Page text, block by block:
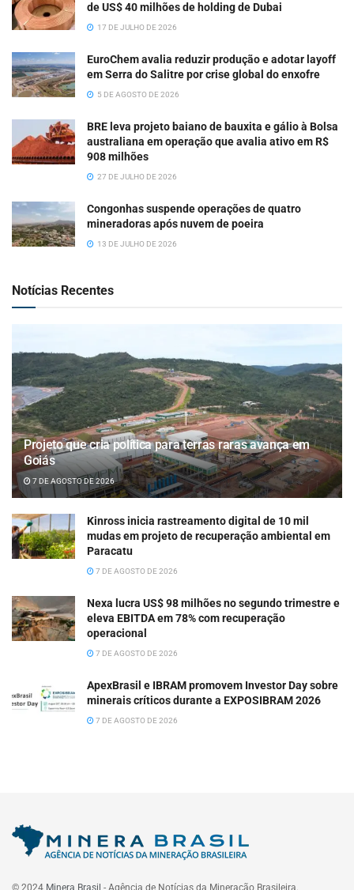
de US$ 40 milhões de holding de Dubai
17 DE JULHO DE 2026
EuroChem avalia reduzir produção e adotar layoff
em Serra do Salitre por crise global do enxofre
5 DE AGOSTO DE 2026
BRE leva projeto baiano de bauxita e gálio à Bolsa
australiana em operação que avalia ativo em R$
908 milhões
27 DE JULHO DE 2026
Congonhas suspende operações de quatro
mineradoras após nuvem de poeira
13 DE JULHO DE 2026
Notícias Recentes
Projeto que cria política para terras raras avança em
Goiás
7 DE AGOSTO DE 2026
Kinross inicia rastreamento digital de 10 mil
mudas em projeto de recuperação ambiental em
Paracatu
7 DE AGOSTO DE 2026
Nexa lucra US$ 98 milhões no segundo trimestre e
eleva EBITDA em 78% com recuperação
operacional
7 DE AGOSTO DE 2026
ApexBrasil e IBRAM promovem Investor Day sobre
minerais críticos durante a EXPOSIBRAM 2026
7 DE AGOSTO DE 2026